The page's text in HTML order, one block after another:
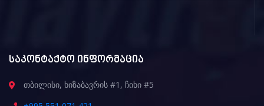
საკონტაქტო ინფორმაცია
თბილისი, ხიზაბავრის #1, ჩიხი #5